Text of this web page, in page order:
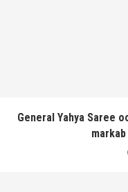
General Yahya Saree